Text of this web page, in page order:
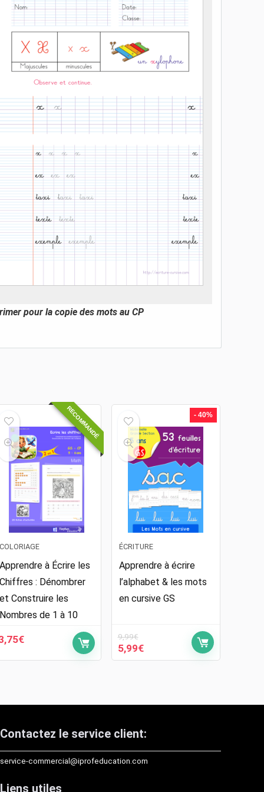
pour la copie des mots au CP
RECOMMANDÉ
COLORIAGE
Apprendre à Écrire les
Chiffres : Dénombrer
et Construire les
Nombres de 1 à 10
€
- 40%
ÉCRITURE
Apprendre à écrire
l’alphabet & les mots
en cursive GS
9,99€
Le
prix
5,99€Le
prix
Contactez le service client:
service-commercial@iprofeducation.com
Liens utiles